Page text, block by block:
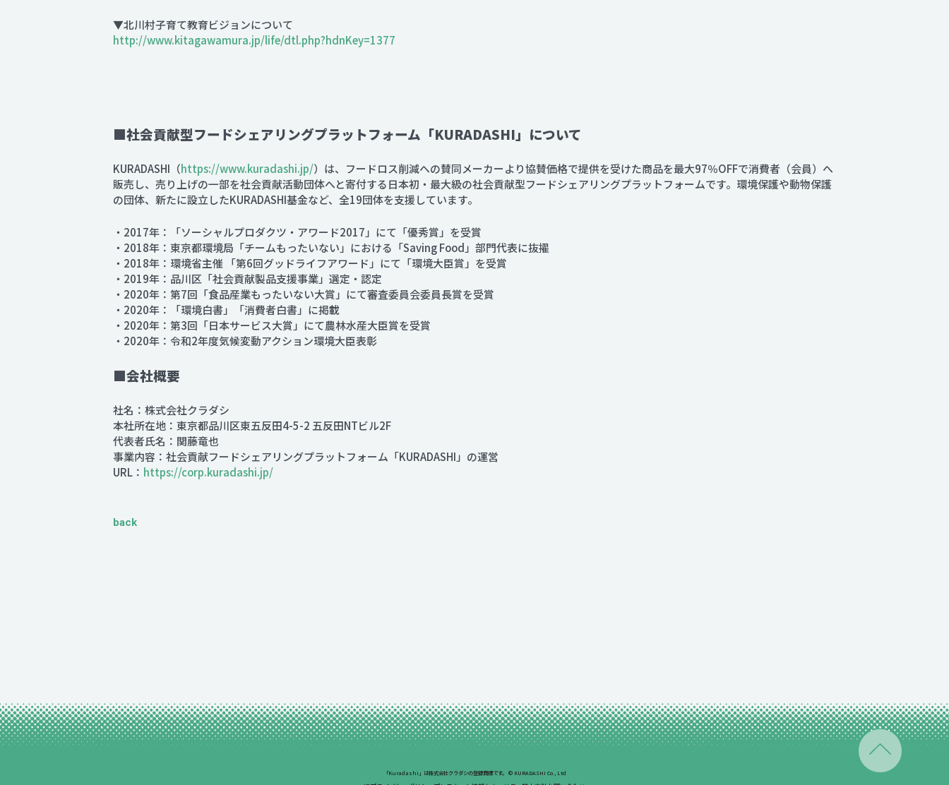
▼北川村子育て教育ビジョンについて
http://www.kitagawamura.jp/life/dtl.php?hdnKey=1377
■社会貢献型フードシェアリングプラットフォーム「KURADASHI」について
KURADASHI（https://www.kuradashi.jp/）は、フードロス削減への賛同メーカーより協賛価格で提供を受けた商品を最大97％OFFで消費者（会員）へ
販売し、売り上げの一部を社会貢献活動団体へと寄付する日本初・最大級の社会貢献型フードシェアリングプラットフォームです。環境保護や動物保護
の団体、新たに設立したKURADASHI基金など、全19団体を支援しています。
・2017年：「ソーシャルプロダクツ・アワード2017」にて「優秀賞」を受賞
・2018年：東京都環境局「チームもったいない」における「Saving Food」部門代表に抜擢
・2018年：環境省主催 「第6回グッドライフアワード」にて「環境大臣賞」を受賞
・2019年：品川区「社会貢献製品支援事業」選定・認定
・2020年：第7回「食品産業もったいない大賞」にて審査委員会委員長賞を受賞
・2020年：「環境白書」「消費者白書」に掲載
・2020年：第3回「日本サービス大賞」にて農林水産大臣賞を受賞
・2020年：令和2年度気候変動アクション環境大臣表彰
■会社概要
社名：株式会社クラダシ
本社所在地：東京都品川区東五反田4-5-2 五反田NTビル2F
代表者氏名：関藤竜也
事業内容：社会貢献フードシェアリングプラットフォーム「KURADASHI」の運営
URL： https://corp.kuradashi.jp/
back
「Kuradashi」は株式会社クラダシの登録商標です。 © KURADASHI Co., Ltd